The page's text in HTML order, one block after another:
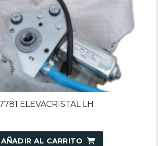
ELEVACRISTAL LH
AÑADIR AL CARRITO